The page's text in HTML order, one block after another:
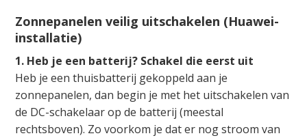
Zonnepanelen veilig uitschakelen (Huawei-
installatie)
1. Heb je een batterij? Schakel die eerst uit
Heb je een thuisbatterij gekoppeld aan je
zonnepanelen, dan begin je met het uitschakelen van
de DC-schakelaar op de batterij (meestal
rechtsboven). Zo voorkom je dat er nog stroom van